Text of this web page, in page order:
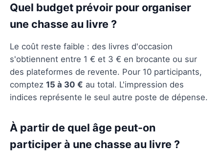
Quel budget prévoir pour organiser
une chasse au livre ?
Le coût reste faible : des livres d'occasion
s'obtiennent entre 1 € et 3 € en brocante ou sur
des plateformes de revente. Pour 10 participants,
comptez 15 à 30 € au total. L'impression des
indices représente le seul autre poste de dépense.
À partir de quel âge peut-on
participer à une chasse au livre ?